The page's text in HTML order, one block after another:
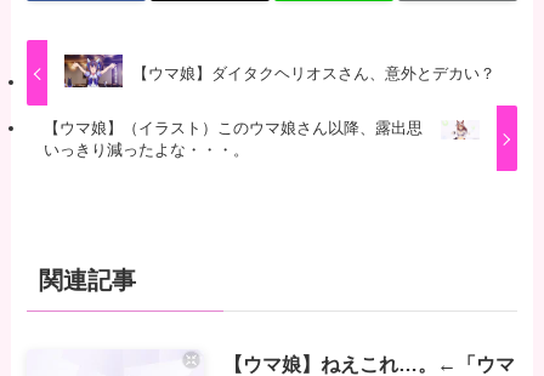
【ウマ娘】ダイタクヘリオスさん、意外とデカい？
【ウマ娘】（イラスト）このウマ娘さん以降、露出思
いっきり減ったよな・・・。
関連記事
【ウマ娘】ねえこれ…。←「ウマ